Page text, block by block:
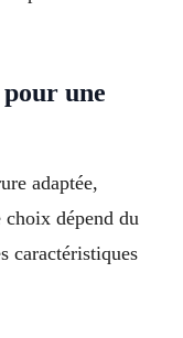
une
adaptée,
dépend du
caractéristiques